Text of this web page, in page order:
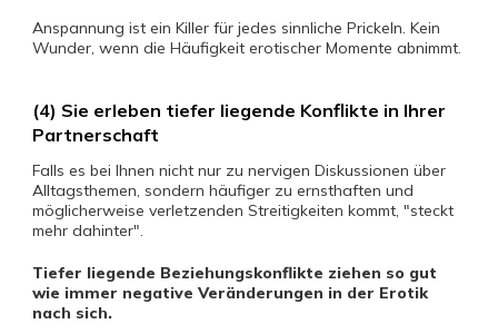
Anspannung ist ein Killer für jedes sinnliche Prickeln. Kein
Wunder, wenn die Häufigkeit erotischer Momente abnimmt.
(4) Sie erleben tiefer liegende Konflikte in Ihrer
Partnerschaft
Falls es bei Ihnen nicht nur zu nervigen Diskussionen über
Alltagsthemen, sondern häufiger zu ernsthaften und
möglicherweise verletzenden Streitigkeiten kommt, "steckt
mehr dahinter".
Tiefer liegende Beziehungskonflikte ziehen so gut
wie immer negative Veränderungen in der Erotik
nach sich.